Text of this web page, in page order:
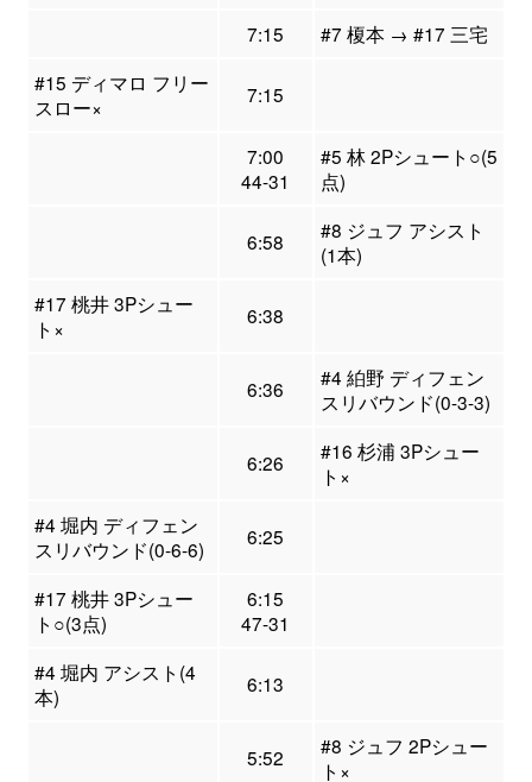
7:15
#7 榎本 → #17 三宅
#15 ディマロ フリー
スロー×
7:15
7:00
44-31
#5 林 2Pシュート○(5
点)
6:58
#8 ジュフ アシスト
(1本)
#17 桃井 3Pシュー
ト×
6:38
6:36
#4 絈野 ディフェン
スリバウンド(0-3-3)
6:26
#16 杉浦 3Pシュー
ト×
#4 堀内 ディフェン
スリバウンド(0-6-6)
6:25
#17 桃井 3Pシュー
ト○(3点)
6:15
47-31
#4 堀内 アシスト(4
本)
6:13
5:52
#8 ジュフ 2Pシュー
ト×